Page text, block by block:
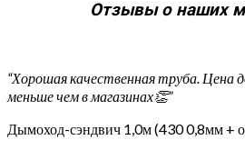
Отзывы о наших
“Хорошая качественная труба. Цена
меньше чем в магазинах👏”
Дымоход-сэндвич 1,0м (430 0,8мм +